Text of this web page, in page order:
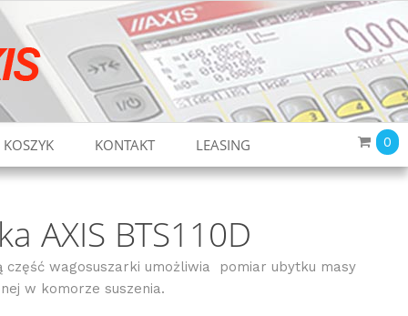
0
KOSZYK KONTAKT LEASING
AXIS BTS110D
część wagosuszarki umożliwia pomiar ubytku masy
w komorze suszenia.